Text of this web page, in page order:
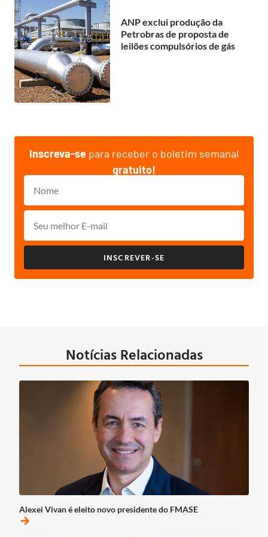
ANP exclui produção da
Petrobras de proposta de
leilões compulsórios de gás
Inscreva-se para receber o boletim semanal
gratuito!
INSCREVER-SE
Notícias Relacionadas
Alexei Vivan é eleito novo presidente do FMASE
arrow_forward